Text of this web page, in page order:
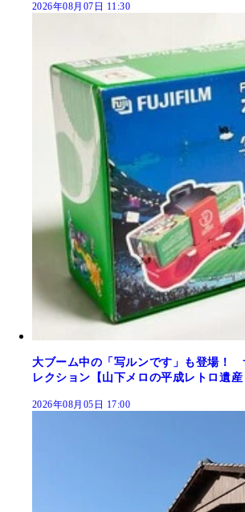
2026年08月07日 11:30
大ブーム中の「写ルンです」も登場！
レクション【山下メロの平成レトロ遺産
2026年08月05日 17:00